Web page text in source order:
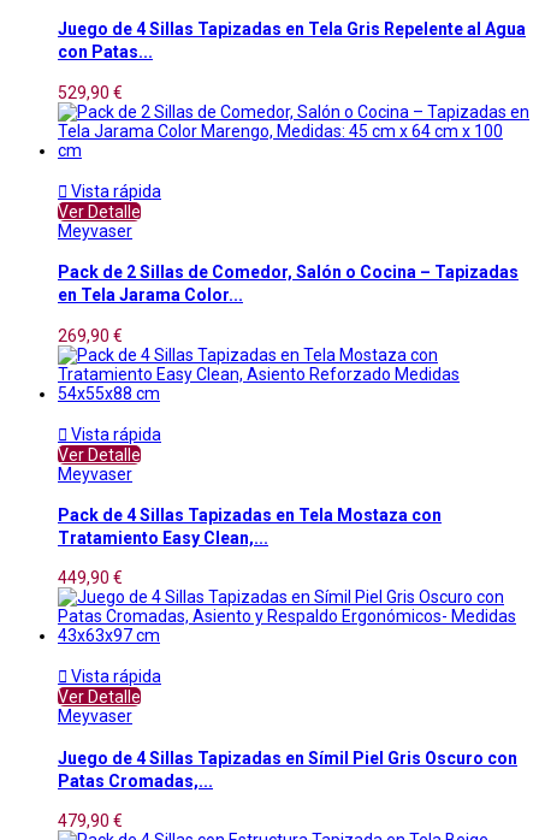
Juego de 4 Sillas Tapizadas en Tela Gris Repelente al Agua
con Patas...
529,90 €
 Vista rápida
Ver Detalle
Meyvaser
Pack de 2 Sillas de Comedor, Salón o Cocina – Tapizadas
en Tela Jarama Color...
269,90 €
 Vista rápida
Ver Detalle
Meyvaser
Pack de 4 Sillas Tapizadas en Tela Mostaza con
Tratamiento Easy Clean,...
449,90 €
 Vista rápida
Ver Detalle
Meyvaser
Juego de 4 Sillas Tapizadas en Símil Piel Gris Oscuro con
Patas Cromadas,...
479,90 €